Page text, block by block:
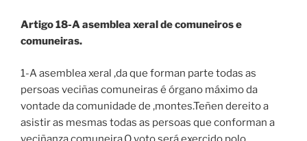
Artigo 18-A asemblea xeral de comuneiros e
comuneiras.
1-A asemblea xeral ,da que forman parte todas as
persoas veciñas comuneiras é órgano máximo da
vontade da comunidade de ,montes.Teñen dereito a
asistir as mesmas todas as persoas que conforman a